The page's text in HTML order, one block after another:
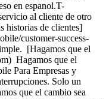
en espanol.T-
al cliente de otro
historias de clientes]
customer-success-
[Hagamos que el
Hagamos que el
Para Empresas y
Solo un
que el cambio sea